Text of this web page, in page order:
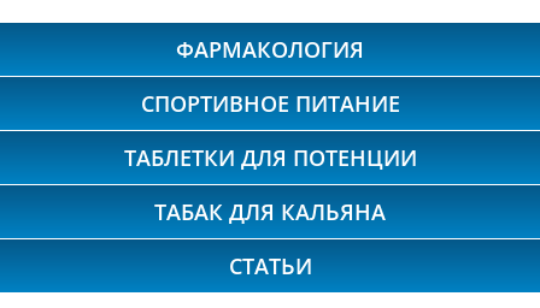
ФАРМАКОЛОГИЯ
СПОРТИВНОЕ ПИТАНИЕ
ТАБЛЕТКИ ДЛЯ ПОТЕНЦИИ
ТАБАК ДЛЯ КАЛЬЯНА
СТАТЬИ